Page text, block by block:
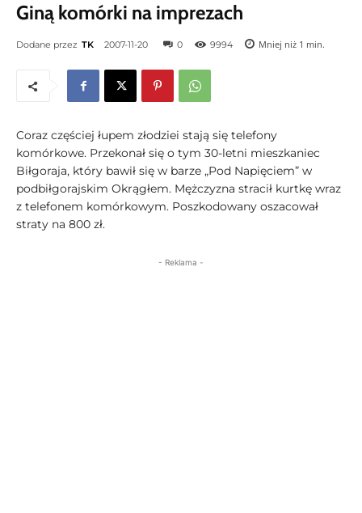
Giną komórki na imprezach
Dodane przez TK 2007-11-20 0 9994 Mniej niż 1 min.
Coraz częściej łupem złodziei stają się telefony
komórkowe. Przekonał się o tym 30-letni mieszkaniec
Biłgoraja, który bawił się w barze „Pod Napięciem” w
podbiłgorajskim Okrągłem. Mężczyzna stracił kurtkę wraz
z telefonem komórkowym. Poszkodowany oszacował
straty na 800 zł.
- Reklama -